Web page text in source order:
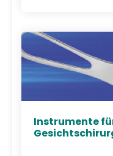
Instrumente